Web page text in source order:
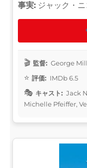
事実: ジャック・
監督: George
評価: IMDb 6.5
キャスト: Jack
Michelle Pfeiffer,